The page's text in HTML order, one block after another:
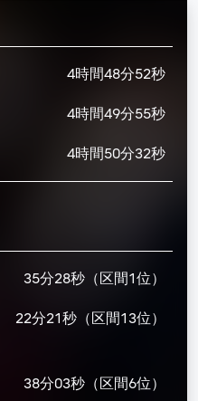
4時間48分52秒
4時間49分55秒
4時間50分32秒
35分28秒（区間1位）
22分21秒（区間13位）
38分03秒（区間6位）